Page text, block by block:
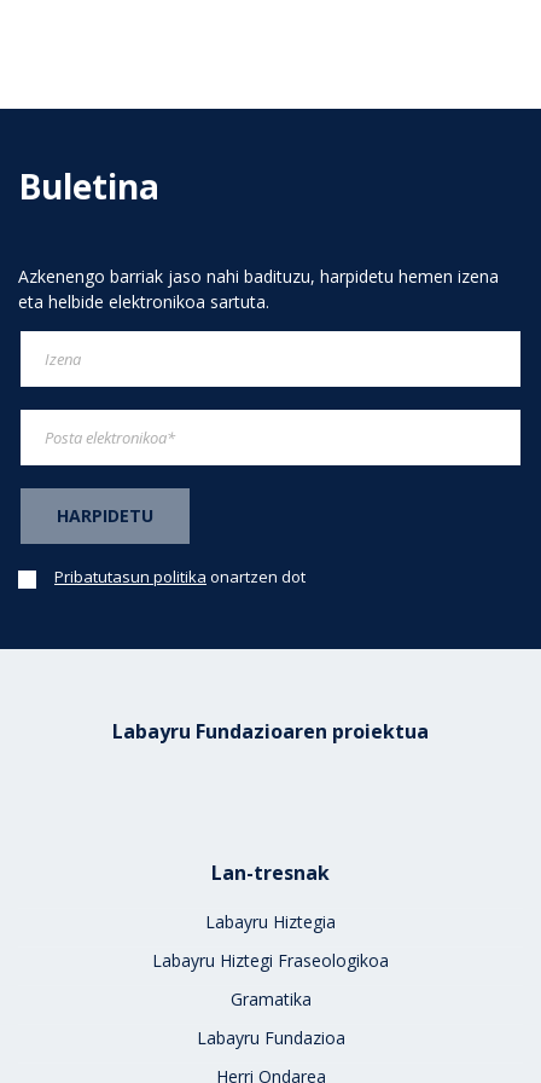
Buletina
Azkenengo barriak jaso nahi badituzu, harpidetu hemen izena
eta helbide elektronikoa sartuta.
Pribatutasun politika onartzen dot
Labayru Fundazioaren proiektua
Lan-tresnak
Labayru Hiztegia
Labayru Hiztegi Fraseologikoa
Gramatika
Labayru Fundazioa
Herri Ondarea